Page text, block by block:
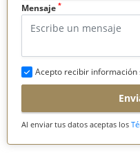
Mensaje *
Acepto recibir
Al enviar tus datos aceptas los